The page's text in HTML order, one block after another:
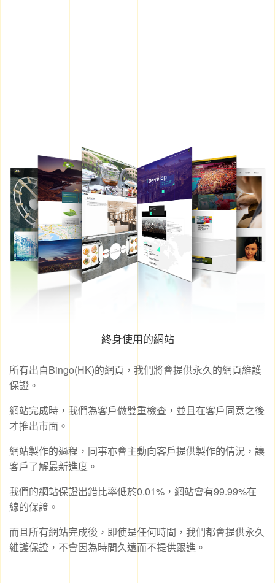
終身使用的網站
所有出自Bingo(HK)的網頁，我們將會提供永久的網頁維護
保證。
網站完成時，我們為客戶做雙重檢查，並且在客戶同意之後
才推出市面。
網站製作的過程，同事亦會主動向客戶提供製作的情況，讓
客戶了解最新進度。
我們的網站保證出錯比率低於0.01%，網站會有99.99%在
線的保證。
而且所有網站完成後，即使是任何時間，我們都會提供永久
維護保證，不會因為時間久遠而不提供跟進。